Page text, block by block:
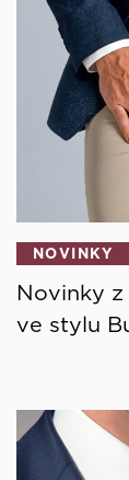
NOVINKY
Novinky z
ve stylu